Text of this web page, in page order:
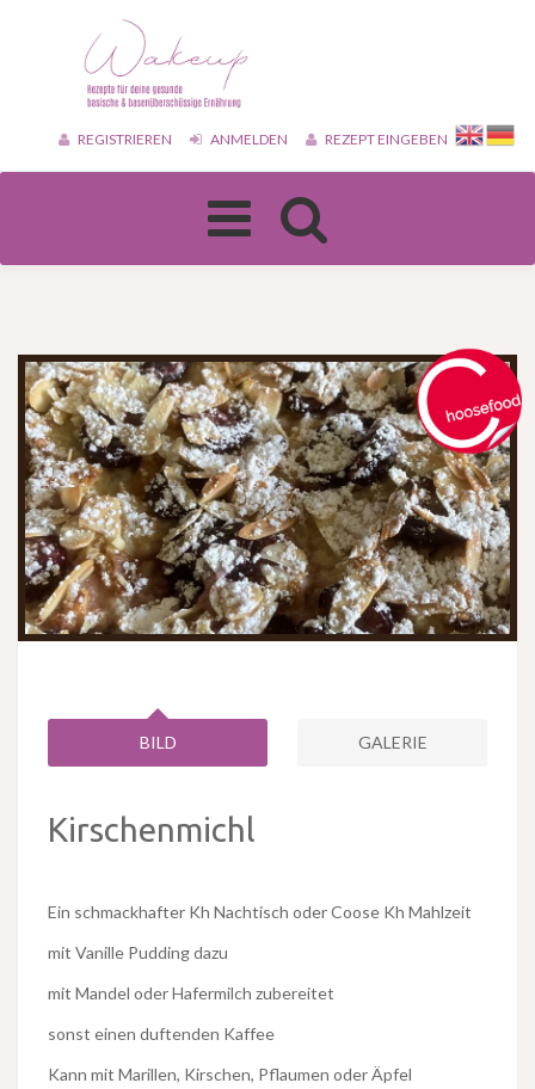
REGISTRIEREN ANMELDEN REZEPT EINGEBEN
Toggle
navigation
BILD GALERIE
Kirschenmichl
Ein schmackhafter Kh Nachtisch oder Coose Kh Mahlzeit
mit Vanille Pudding dazu
mit Mandel oder Hafermilch zubereitet
sonst einen duftenden Kaffee
Kann mit Marillen, Kirschen, Pflaumen oder Äpfel